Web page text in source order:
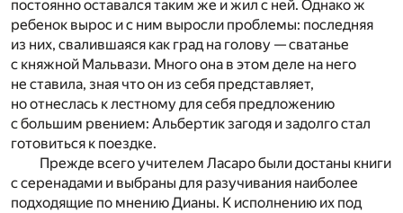
постоянно оставался таким же и жил с ней. Однако ж
ребенок вырос и с ним выросли проблемы: последняя
из них, свалившаяся как град на голову — сватанье
с княжной Мальвази. Много она в этом деле на него
не ставила, зная что он из себя представляет,
но отнеслась к лестному для себя предложению
с большим рвением: Альбертик загодя и задолго стал
готовиться к поездке.
Прежде всего учителем Ласаро были достаны книги
с серенадами и выбраны для разучивания наиболее
подходящие по мнению Дианы. К исполнению их под